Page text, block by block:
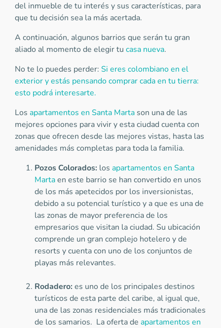
del inmueble de tu interés y sus características, para
que tu decisión sea la más acertada.
A continuación, algunos barrios que serán tu gran
aliado al momento de elegir tu casa nueva.
No te lo puedes perder: Si eres colombiano en el
exterior y estás pensando comprar cada en tu tierra:
esto podrá interesarte.
Los apartamentos en Santa Marta son una de las
mejores opciones para vivir y esta ciudad cuenta con
zonas que ofrecen desde las mejores vistas, hasta las
amenidades más completas para toda la familia.
Pozos Colorados: los apartamentos en Santa
Martaen este barrio se han convertido en unos
de los más apetecidos por los inversionistas,
debido a su potencial turístico y a que es una de
las zonas de mayor preferencia de los
empresarios que visitan la ciudad. Su ubicación
comprende un gran complejo hotelero y de
resorts y cuenta con uno de los conjuntos de
playas más relevantes.
Rodadero:es uno de los principales destinos
turísticos de esta parte del caribe, al igual que,
una de las zonas residenciales más tradicionales
de los samarios. La oferta de apartamentos en